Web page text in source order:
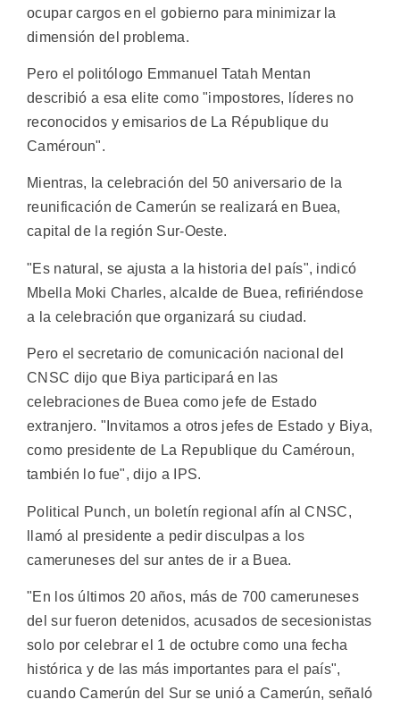
ocupar cargos en el gobierno para minimizar la
dimensión del problema.
Pero el politólogo Emmanuel Tatah Mentan
describió a esa elite como "impostores, líderes no
reconocidos y emisarios de La République du
Caméroun".
Mientras, la celebración del 50 aniversario de la
reunificación de Camerún se realizará en Buea,
capital de la región Sur-Oeste.
"Es natural, se ajusta a la historia del país", indicó
Mbella Moki Charles, alcalde de Buea, refiriéndose
a la celebración que organizará su ciudad.
Pero el secretario de comunicación nacional del
CNSC dijo que Biya participará en las
celebraciones de Buea como jefe de Estado
extranjero. "Invitamos a otros jefes de Estado y Biya,
como presidente de La Republique du Caméroun,
también lo fue", dijo a IPS.
Political Punch, un boletín regional afín al CNSC,
llamó al presidente a pedir disculpas a los
cameruneses del sur antes de ir a Buea.
"En los últimos 20 años, más de 700 cameruneses
del sur fueron detenidos, acusados de secesionistas
solo por celebrar el 1 de octubre como una fecha
histórica y de las más importantes para el país",
cuando Camerún del Sur se unió a Camerún, señaló